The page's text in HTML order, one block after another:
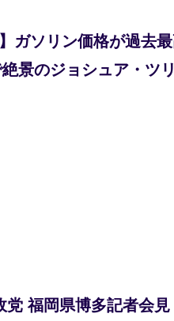
ガソリン価格が過去
景のジョシュア・ツ
党 福岡県博多記者